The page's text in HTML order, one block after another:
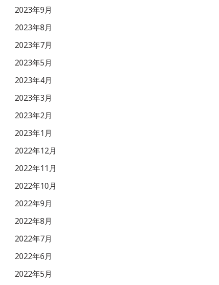
2023年9月
2023年8月
2023年7月
2023年5月
2023年4月
2023年3月
2023年2月
2023年1月
2022年12月
2022年11月
2022年10月
2022年9月
2022年8月
2022年7月
2022年6月
2022年5月